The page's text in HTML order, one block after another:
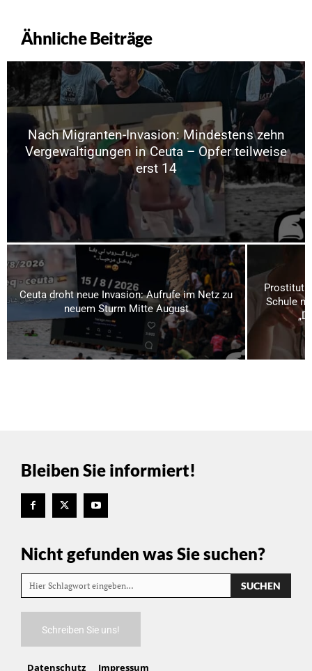
Ähnliche Beiträge
Nach Migranten-Invasion: Mindestens zehn
Vergewaltigungen in Ceuta – Opfer teilweise
erst 14
Ceuta droht neue Invasion: Aufrufe im Netz zu
neuem Sturm Mitte August
Schule
Bleiben Sie informiert!
Nicht gefunden was Sie suchen?
Hier Schlagwort eingeben… SUCHEN
Schreiben Sie uns!
Datenschutz Impressum